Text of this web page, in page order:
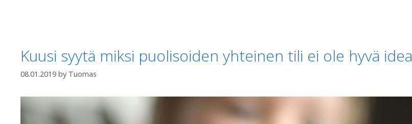
Kuusi syytä miksi puolisoiden yhteinen tili ei ole hyvä idea
08.01.2019 by Tuomas